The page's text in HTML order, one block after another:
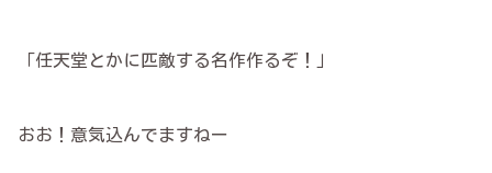
「任天堂とかに匹敵する名作作るぞ！」
おお！意気込んでますねー